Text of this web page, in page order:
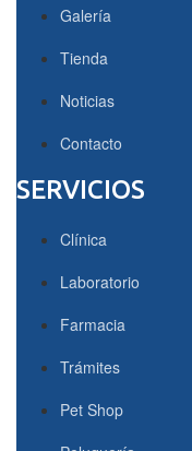
Galería
Tienda
Noticias
Contacto
SERVICIOS
Clínica
Laboratorio
Farmacia
Trámites
Pet Shop